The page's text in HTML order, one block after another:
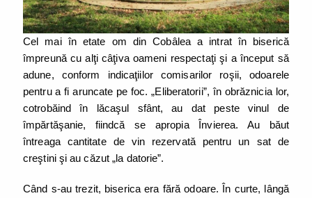
Cel mai în etate om din Cobâlea a intrat în biserică
împreună cu alţi câţiva oameni respectaţi şi a început să
adune, conform indicaţiilor comisarilor roşii, odoarele
pentru a fi aruncate pe foc. „Eliberatorii”, în obrăznicia lor,
cotrobăind în lăcaşul sfânt, au dat peste vinul de
împărtăşanie, fiindcă se apropia Învierea. Au băut
întreaga cantitate de vin rezervată pentru un sat de
creştini şi au căzut „la datorie”.
Când s-au trezit, biserica era fără odoare. În curte, lângă